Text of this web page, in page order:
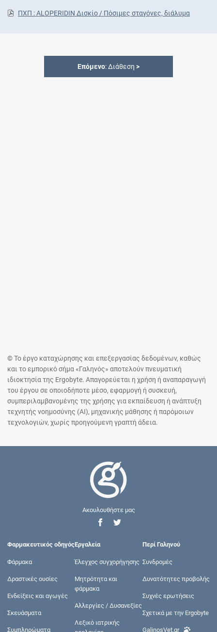
ΠΧΠ : ALOPERIDIN Δισκίο / Πόσιμες σταγόνες, διάλυμα
Επόμενο: Διάθεση >
© Το έργο καταχώρησης και επεξεργασίας δεδομένων, καθώς
και το εμπορικό σήμα «Γαληνός» αποτελούν πνευματική
ιδιοκτησία της Ergobyte. Απαγορεύεται η χρήση ή αναπαραγωγή
του έργου σε οποιοδήποτε μέσο, εφαρμογή ή συσκευή,
συμπεριλαμβανομένης της χρήσης για εκπαίδευση ή ανάπτυξη
τεχνητής νοημοσύνης (AI), μηχανικής μάθησης ή παρόμοιων
τεχνολογιών, χωρίς προηγούμενη γραπτή άδεια.
Ακουλουθήστε μας
Φαρμακευτικός οδηγός
Φάρμακα
Δραστικές ουσίες
Ενδείξεις και αγωγές
Σκευάσματα
Συμπληρώματα
Εργαλεία
Έλεγχος συγχορήγησης
Μητρότητα και
φάρμακα
Αλλεργίες / Δυσανεξίες
Λεξικό ιατρικής
Περί Γαληνού
Συνδρομές
Δυνατότητες προβολής
Συχνές ερωτήσεις
Σχετικά με την Ergobyte
GalinosVet.gr